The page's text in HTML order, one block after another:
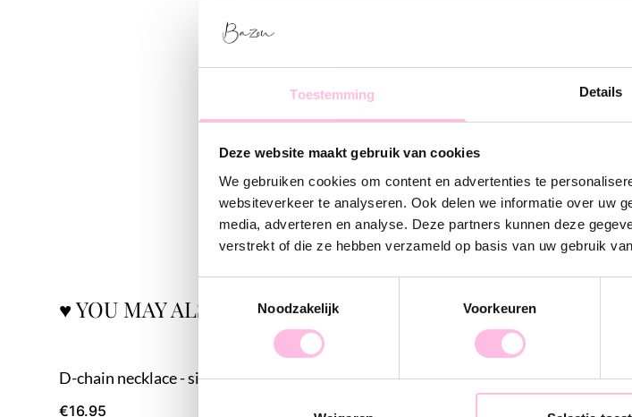
Toestemming Details
Deze website maakt gebruik van cookies
We gebruiken cookies om content en advertenties te
websiteverkeer te analyseren. Ook delen we informatie over uw
media, adverteren en analyse. Deze partners kunnen deze
verstrekt of die ze hebben verzameld op basis van uw gebruik
Noodzakelijk
Voorkeuren
♥ YOU MAY ALSO LOVE...
D-chain necklace - silver
€16.95
Steel bracelet flat snake - silver
€14.95